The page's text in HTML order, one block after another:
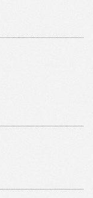
человеку
света,
другого
к
начисто
вариантов
причин
сокращают
жизни с
сотрудник
и
интеллекта
более